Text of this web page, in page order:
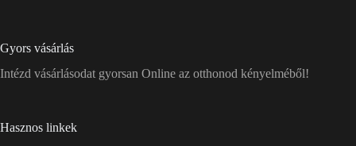
Gyors vásárlás
Intézd vásárlásodat gyorsan Online az otthonod kényelméből!
Hasznos linkek